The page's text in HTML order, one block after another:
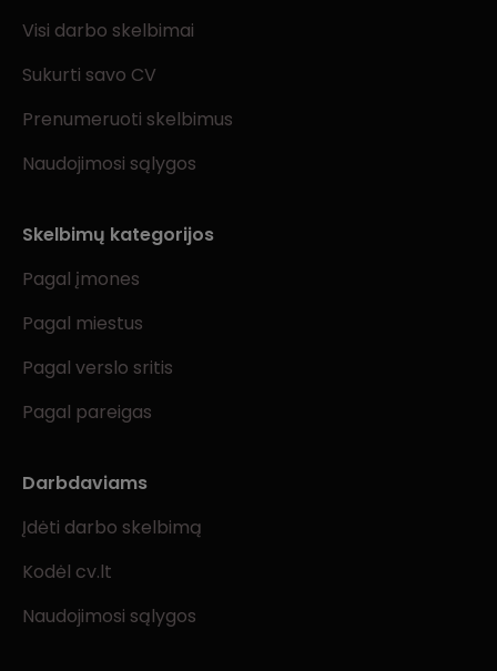
Visi darbo skelbimai
Sukurti savo CV
Prenumeruoti skelbimus
Naudojimosi sąlygos
Skelbimų kategorijos
Pagal įmones
Pagal miestus
Pagal verslo sritis
Pagal pareigas
Darbdaviams
Įdėti darbo skelbimą
Kodėl cv.lt
Naudojimosi sąlygos